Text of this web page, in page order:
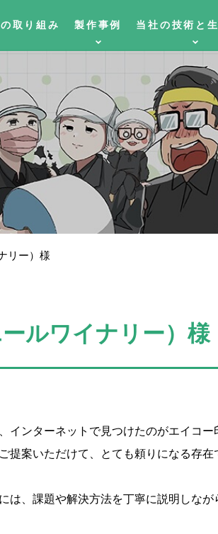
取り組み 製作事例 当社の技術と
リー）様
ルワイナリー）様
インターネットで見つけたのがエイコ
案いただけて、とても頼りになる存在
は、課題や解決方法を丁寧に説明しな